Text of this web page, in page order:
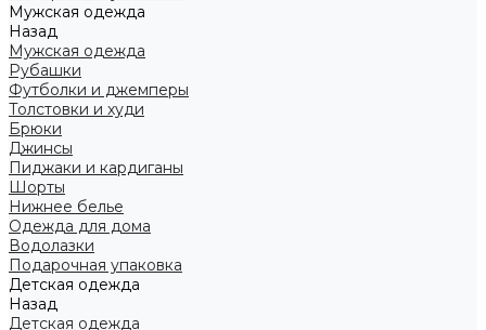
Мужская одежда
Назад
Мужская одежда
Рубашки
Футболки и джемперы
Толстовки и худи
Брюки
Джинсы
Пиджаки и кардиганы
Шорты
Нижнее белье
Одежда для дома
Водолазки
Подарочная упаковка
Детская одежда
Назад
Детская одежда